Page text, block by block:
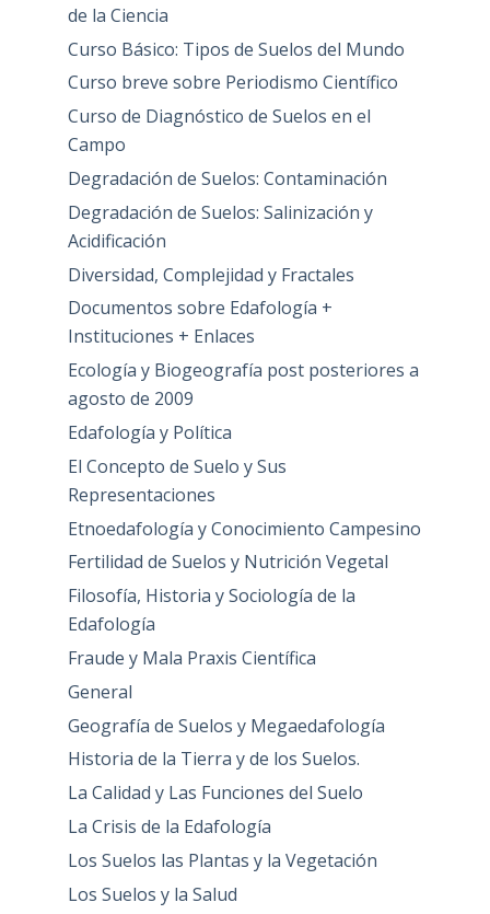
de la Ciencia
Curso Básico: Tipos de Suelos del Mundo
Curso breve sobre Periodismo Científico
Curso de Diagnóstico de Suelos en el
Campo
Degradación de Suelos: Contaminación
Degradación de Suelos: Salinización y
Acidificación
Diversidad, Complejidad y Fractales
Documentos sobre Edafología +
Instituciones + Enlaces
Ecología y Biogeografía post posteriores a
agosto de 2009
Edafología y Política
El Concepto de Suelo y Sus
Representaciones
Etnoedafología y Conocimiento Campesino
Fertilidad de Suelos y Nutrición Vegetal
Filosofía, Historia y Sociología de la
Edafología
Fraude y Mala Praxis Científica
General
Geografía de Suelos y Megaedafología
Historia de la Tierra y de los Suelos.
La Calidad y Las Funciones del Suelo
La Crisis de la Edafología
Los Suelos las Plantas y la Vegetación
Los Suelos y la Salud